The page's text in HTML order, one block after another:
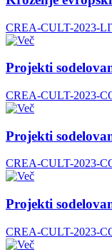
CREA-CULT-2023-
Projekti
CREA-CULT-2023-
Projekti
CREA-CULT-2023-
Projekti
CREA-CULT-2023-